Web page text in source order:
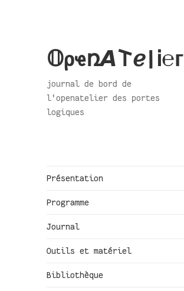
𝕆ρҽռ𝞐𐌕ℯ|Ꭵ℮ᴦ
journal de bord de
l'openatelier des portes
logiques
Présentation
Programme
Journal
Outils et matériel
Bibliothèque